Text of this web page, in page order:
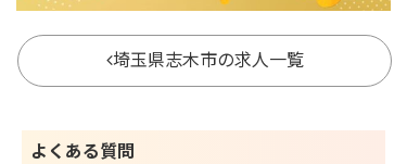
埼玉県志木市の求人一覧
よくある質問